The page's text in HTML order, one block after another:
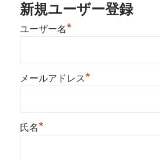
新規ユーザー登録
ユーザー名*
メールアドレス*
氏名*